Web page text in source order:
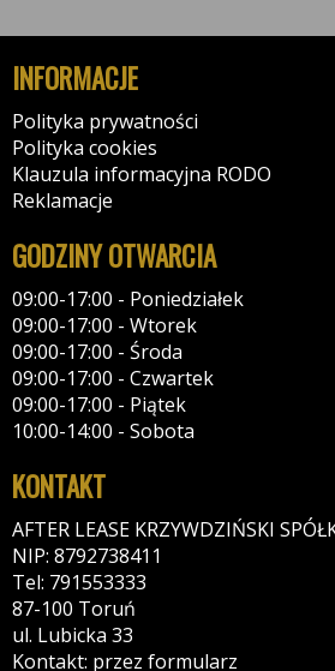
INFORMACJE
Polityka prywatności
Polityka cookies
Klauzula informacyjna RODO
Reklamacje
GODZINY OTWARCIA
09:00-17:00 - Poniedziałek
09:00-17:00 - Wtorek
09:00-17:00 - Środa
09:00-17:00 - Czwartek
09:00-17:00 - Piątek
10:00-14:00 - Sobota
KONTAKT
AFTER LEASE KRZYWDZIŃSKI
NIP: 8792738411
Tel: 791553333
87-100 Toruń
ul. Lubicka 33
Kontakt: przez formularz